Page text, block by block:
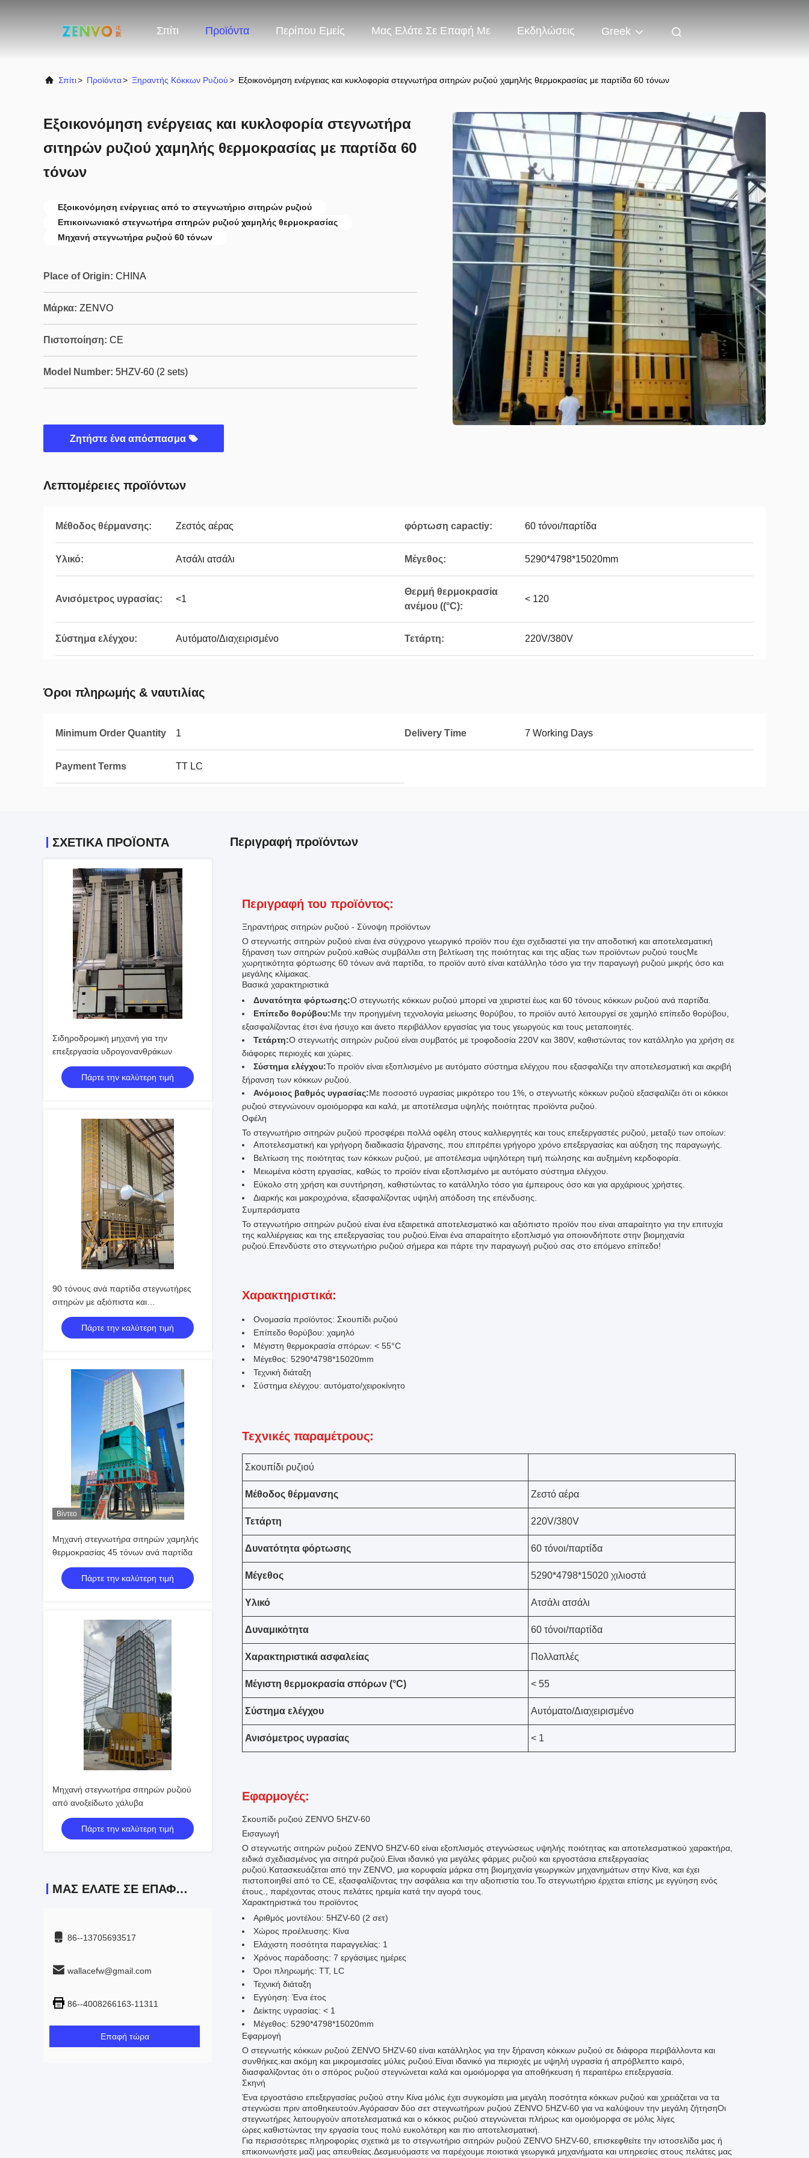
Σπίτι Προϊόντα Περίπου Εμείς Μας Ελάτε Σε Επαφή Με Εκδηλώσεις Greek
Σπίτι> Προϊόντα> Ξηραντής Κόκκων Ρυζιού> Εξοικονόμηση ενέργειας και κυκλοφορία στεγνωτήρα σιτηρών ρυζιού χαμηλής θερμοκρασίας με παρτίδα 60 τόνων
Εξοικονόμηση ενέργειας και κυκλοφορία στεγνωτήρα
σιτηρών ρυζιού χαμηλής θερμοκρασίας με παρτίδα 60
τόνων
Εξοικονόμηση ενέργειας από το στεγνωτήριο σιτηρών ρυζιού
Επικοινωνιακό στεγνωτήρα σιτηρών ρυζιού χαμηλής θερμοκρασίας
Μηχανή στεγνωτήρα ρυζιού 60 τόνων
Place of Origin: CHINA
Μάρκα: ZENVO
Πιστοποίηση: CE
Model Number: 5HZV-60 (2 sets)
Ζητήστε ένα απόσπασμα
Λεπτομέρειες προϊόντων
Μέθοδος θέρμανσης: Ζεστός αέρας φόρτωση capactiy: 60 τόνοι/παρτίδα
Υλικό: Ατσάλι ατσάλι Μέγεθος: 5290*4798*15020mm
Ανισόμετρος υγρασίας: <1
Θερμή θερμοκρασία
ανέμου ((°C):
< 120
Σύστημα ελέγχου: Αυτόματο/Διαχειρισμένο Τετάρτη: 220V/380V
Όροι πληρωμής & ναυτιλίας
Minimum Order Quantity 1 Delivery Time 7 Working Days
Payment Terms TT LC
ΣΧΕΤΙΚΑ ΠΡΟΪΟΝΤΑ
Σιδηροδρομική μηχανή για την
επεξεργασία υδρογονανθράκων
Πάρτε την καλύτερη τιμή
90 τόνους ανά παρτίδα στεγνωτήρες
σιτηρών με αξιόπιστα και
αποτελεσματικά συστήματα
στεγνώσεωςΠάρτε την καλύτερη τιμή
Βίντεο
Μηχανή στεγνωτήρα σιτηρών χαμηλής
θερμοκρασίας 45 τόνων ανά παρτίδα
Πάρτε την καλύτερη τιμή
Μηχανή στεγνωτήρα σιτηρών ρυζιού
από ανοξείδωτο χάλυβα
Πάρτε την καλύτερη τιμή
ΜΑΣ ΕΛΆΤΕ ΣΕ ΕΠΑΦΉ ΜΕ
86--13705693517
wallacefw@gmail.com
86--4008266163-11311
Επαφή τώρα
Περιγραφή προϊόντων
Περιγραφή του προϊόντος:
Ξηραντήρας σιτηρών ρυζιού - Σύνοψη προϊόντων
Ο στεγνωτής σιτηρών ρυζιού είναι ένα σύγχρονο γεωργικό προϊόν που έχει σχεδιαστεί για την αποδοτική και αποτελεσματική
ξήρανση των σιτηρών ρυζιού.καθώς συμβάλλει στη βελτίωση της ποιότητας και της αξίας των προϊόντων ρυζιού τουςΜε
χωρητικότητα φόρτωσης 60 τόνων ανά παρτίδα, το προϊόν αυτό είναι κατάλληλο τόσο για την παραγωγή ρυζιού μικρής όσο και
μεγάλης κλίμακας.
Βασικά χαρακτηριστικά
Δυνατότητα φόρτωσης:Ο στεγνωτής κόκκων ρυζιού μπορεί να χειριστεί έως και 60 τόνους κόκκων ρυζιού ανά παρτίδα.
Επίπεδο θορύβου:Με την προηγμένη τεχνολογία μείωσης θορύβου, το προϊόν αυτό λειτουργεί σε χαμηλό επίπεδο θορύβου,
εξασφαλίζοντας έτσι ένα ήσυχο και άνετο περιβάλλον εργασίας για τους γεωργούς και τους μεταποιητές.
Τετάρτη:Ο στεγνωτής σιτηρών ρυζιού είναι συμβατός με τροφοδοσία 220V και 380V, καθιστώντας τον κατάλληλο για χρήση σε
διάφορες περιοχές και χώρες.
Σύστημα ελέγχου:Το προϊόν είναι εξοπλισμένο με αυτόματο σύστημα ελέγχου που εξασφαλίζει την αποτελεσματική και ακριβή
ξήρανση των κόκκων ρυζιού.
Ανόμοιος βαθμός υγρασίας:Με ποσοστό υγρασίας μικρότερο του 1%, ο στεγνωτής κόκκων ρυζιού εξασφαλίζει ότι οι κόκκοι
ρυζιού στεγνώνουν ομοιόμορφα και καλά, με αποτέλεσμα υψηλής ποιότητας προϊόντα ρυζιού.
Οφέλη
Το στεγνωτήριο σιτηρών ρυζιού προσφέρει πολλά οφέλη στους καλλιεργητές και τους επεξεργαστές ρυζιού, μεταξύ των οποίων:
Αποτελεσματική και γρήγορη διαδικασία ξήρανσης, που επιτρέπει γρήγορο χρόνο επεξεργασίας και αύξηση της παραγωγής.
Βελτίωση της ποιότητας των κόκκων ρυζιού, με αποτέλεσμα υψηλότερη τιμή πώλησης και αυξημένη κερδοφορία.
Μειωμένα κόστη εργασίας, καθώς το προϊόν είναι εξοπλισμένο με αυτόματο σύστημα ελέγχου.
Εύκολο στη χρήση και συντήρηση, καθιστώντας το κατάλληλο τόσο για έμπειρους όσο και για αρχάριους χρήστες.
Διαρκής και μακροχρόνια, εξασφαλίζοντας υψηλή απόδοση της επένδυσης.
Συμπεράσματα
Το στεγνωτήριο σιτηρών ρυζιού είναι ένα εξαιρετικά αποτελεσματικό και αξιόπιστο προϊόν που είναι απαραίτητο για την επιτυχία
της καλλιέργειας και της επεξεργασίας του ρυζιού.Είναι ένα απαραίτητο εξοπλισμό για οποιονδήποτε στην βιομηχανία
ρυζιού.Επενδύστε στο στεγνωτήριο ρυζιού σήμερα και πάρτε την παραγωγή ρυζιού σας στο επόμενο επίπεδο!
Χαρακτηριστικά:
Ονομασία προϊόντος: Σκουπίδι ρυζιού
Επίπεδο θορύβου: χαμηλό
Μέγιστη θερμοκρασία σπόρων: < 55°C
Μέγεθος: 5290*4798*15020mm
Τεχνική διάταξη
Σύστημα ελέγχου: αυτόματο/χειροκίνητο
Τεχνικές παραμέτρους:
Σκουπίδι ρυζιού
Μέθοδος θέρμανσης Ζεστό αέρα
Τετάρτη 220V/380V
Δυνατότητα φόρτωσης 60 τόνοι/παρτίδα
Μέγεθος 5290*4798*15020 χιλιοστά
Υλικό Ατσάλι ατσάλι
Δυναμικότητα 60 τόνοι/παρτίδα
Χαρακτηριστικά ασφαλείας Πολλαπλές
Μέγιστη θερμοκρασία σπόρων (°C) < 55
Σύστημα ελέγχου Αυτόματο/Διαχειρισμένο
Ανισόμετρος υγρασίας < 1
Εφαρμογές:
Σκουπίδι ρυζιού ZENVO 5HZV-60
Εισαγωγή
Ο στεγνωτής σιτηρών ρυζιού ZENVO 5HZV-60 είναι εξοπλισμός στεγνώσεως υψηλής ποιότητας και αποτελεσματικού χαρακτήρα,
ειδικά σχεδιασμένος για σιτηρά ρυζιού.Είναι ιδανικό για μεγάλες φάρμες ρυζιού και εργοστάσια επεξεργασίας
ρυζιού.Κατασκευάζεται από την ZENVO, μια κορυφαία μάρκα στη βιομηχανία γεωργικών μηχανημάτων στην Κίνα, και έχει
πιστοποιηθεί από το CE, εξασφαλίζοντας την ασφάλεια και την αξιοπιστία του.Το στεγνωτήριο έρχεται επίσης με εγγύηση ενός
έτους., παρέχοντας στους πελάτες ηρεμία κατά την αγορά τους.
Χαρακτηριστικά του προϊόντος
Αριθμός μοντέλου: 5HZV-60 (2 σετ)
Χώρος προέλευσης: Κίνα
Ελάχιστη ποσότητα παραγγελίας: 1
Χρόνος παράδοσης: 7 εργάσιμες ημέρες
Όροι πληρωμής: TT, LC
Τεχνική διάταξη
Εγγύηση: Ένα έτος
Δείκτης υγρασίας: < 1
Μέγεθος: 5290*4798*15020mm
Εφαρμογή
Ο στεγνωτής κόκκων ρυζιού ZENVO 5HZV-60 είναι κατάλληλος για την ξήρανση κόκκων ρυζιού σε διάφορα περιβάλλοντα και
συνθήκες.και ακόμη και μικρομεσαίες μύλες ρυζιού.Είναι ιδανικό για περιοχές με υψηλή υγρασία ή απρόβλεπτο καιρό,
διασφαλίζοντας ότι ο σπόρος ρυζιού στεγνώνεται καλά και ομοιόμορφα για αποθήκευση ή περαιτέρω επεξεργασία.
Σκηνή
Ένα εργοστάσιο επεξεργασίας ρυζιού στην Κίνα μόλις έχει συγκομίσει μια μεγάλη ποσότητα κόκκων ρυζιού και χρειάζεται να τα
στεγνώσει πριν αποθηκευτούν.Αγόρασαν δύο σετ στεγνωτήρων ρυζιού ZENVO 5HZV-60 για να καλύψουν την μεγάλη ζήτησηΟι
στεγνωτήρες λειτουργούν αποτελεσματικά και ο κόκκος ρυζιού στεγνώνεται πλήρως και ομοιόμορφα σε μόλις λίγες
ώρες.καθιστώντας την εργασία τους πολύ ευκολότερη και πιο αποτελεσματική.
Για περισσότερες πληροφορίες σχετικά με το στεγνωτήριο σιτηρών ρυζιού ZENVO 5HZV-60, επισκεφθείτε την ιστοσελίδα μας ή
επικοινωνήστε μαζί μας απευθείας.Δεσμευόμαστε να παρέχουμε ποιοτικά γεωργικά μηχανήματα και υπηρεσίες στους πελάτες μας